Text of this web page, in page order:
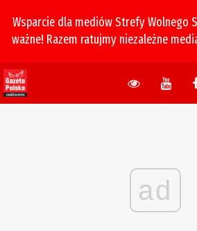
Wsparcie dla mediów Strefy Wolnego
ważne! Razem ratujmy niezależne
ad